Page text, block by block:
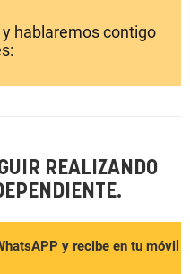
hablaremos contigo
REALIZANDO
y recibe en tu móvil